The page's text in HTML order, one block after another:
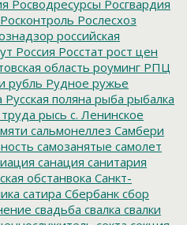
Росводресурсы Росгвардия
Росконтроль Рослесхоз
российская
Россия Росстат рост цен
область роуминг РПЦ
рубль Рудное ружье
Русская поляна рыба рыбалка
рысь с. Ленинское
сальмонеллез Самбери
самозанятые самолет
санация санитария
обстанвока Санкт-
сатира Сбербанк сбор
свадьба свалка свалки